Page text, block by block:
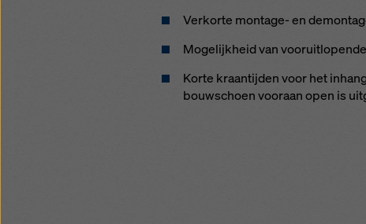
Ver­kor­te mon­ta­ge- en
Mo­ge­lijk­heid van
Kor­te kraan­tij­den voor het
bouw­schoen vooraan open is